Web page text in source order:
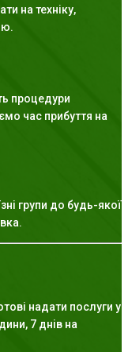
на техніку,
процедури
час прибуття на
групи до будь-якої
надати послуги у
7 днів на